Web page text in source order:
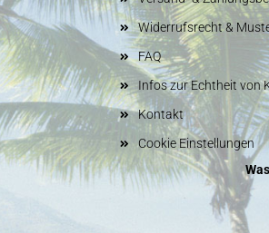
Widerrufsrecht &
FAQ
Infos zur Echtheit von
Kontakt
Cookie Einstellungen